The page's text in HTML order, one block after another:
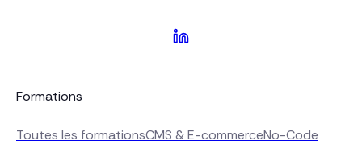
Formations
Toutes les formationsCMS & E-commerceNo-Code